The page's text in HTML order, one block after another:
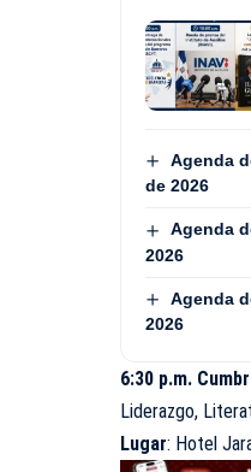
Agenda
de 2026
Agenda
2026
Agenda
2026
6:30 p.m.
Liderazgo,
Lugar: Hotel